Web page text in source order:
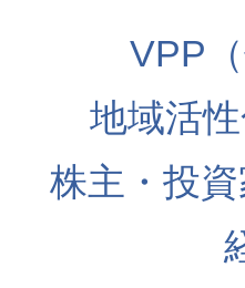
VPP
地域活
株主・投